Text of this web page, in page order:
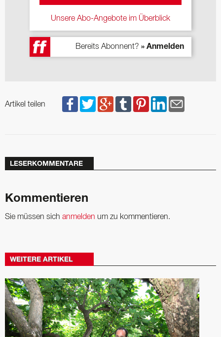
Unsere Abo-Angebote im Überblick
Bereits Abonnent? » Anmelden
Artikel teilen
LESERKOMMENTARE
Kommentieren
Sie müssen sich anmelden um zu kommentieren.
WEITERE ARTIKEL